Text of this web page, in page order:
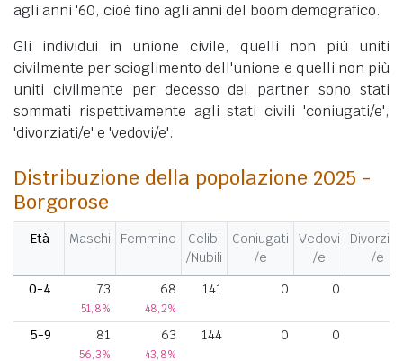
agli anni '60, cioè fino agli anni del boom demografico.
Gli individui in unione civile, quelli non più uniti
civilmente per scioglimento dell'unione e quelli non più
uniti civilmente per decesso del partner sono stati
sommati rispettivamente agli stati civili 'coniugati/e',
'divorziati/e' e 'vedovi/e'.
Distribuzione della popolazione 2025 -
Borgorose
Età Maschi Femmine
Celibi
/Nubili
Coniugati
/e
Vedovi
/e
/e
0-4
73
51,8%
68
48,2%
141 0 0
5-9 81
56,3%
63
43,8%
144 0 0